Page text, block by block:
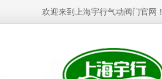
欢迎来到上海宇行气动阀门官网！